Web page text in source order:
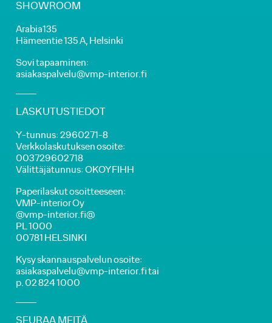
SHOWROOM
Arabia135
Hämeentie 135 A, Helsinki
Sovi tapaaminen:
asiakaspalvelu@vmp-interior.fi
LASKUTUSTIEDOT
Y-tunnus: 2960271-8
Verkkolaskutuksen osoite:
003729602718
Välittäjätunnus: OKOYFIHH
Paperilaskut osoitteeseen:
VMP-interior Oy
@vmp-interior.fi@
PL 1000
00781 HELSINKI
Kysy skannauspalvelun osoite:
asiakaspalvelu@vmp-interior.fi tai
p. 02 824 1000
SEURAA MEITÄ